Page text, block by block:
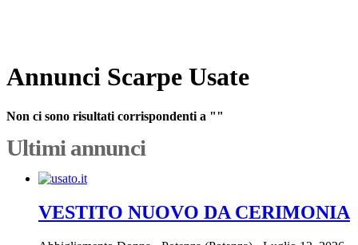
Annunci Scarpe Usate
Non ci sono risultati corrispondenti a ""
Ultimi annunci
VESTITO NUOVO DA CERIMONIA